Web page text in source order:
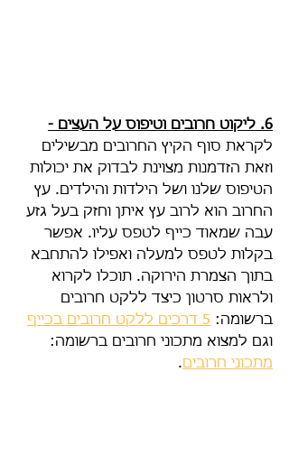
6. ליקוט חרובים וטיפוס על העצים -
לקראת סוף הקיץ החרובים מבשילים
וזאת הזדמנות מצוינת לבדוק את יכולות
הטיפוס שלנו ושל הילדות והילדים. עץ
החרוב הוא לרוב עץ איתן וחזק בעל גזע
עבה שמאוד כייף לטפס עליו. אפשר
בקלות לטפס למעלה ואפילו להתחבא
בתוך הצמרת הירוקה. תוכלו לקרוא
ולראות סרטון כיצד ללקט חרובים
ברשומה: 5 דרכים ללקט חרובים בכייף
וגם למצוא מתכוני חרובים ברשומה:
מתכוני חרובים.